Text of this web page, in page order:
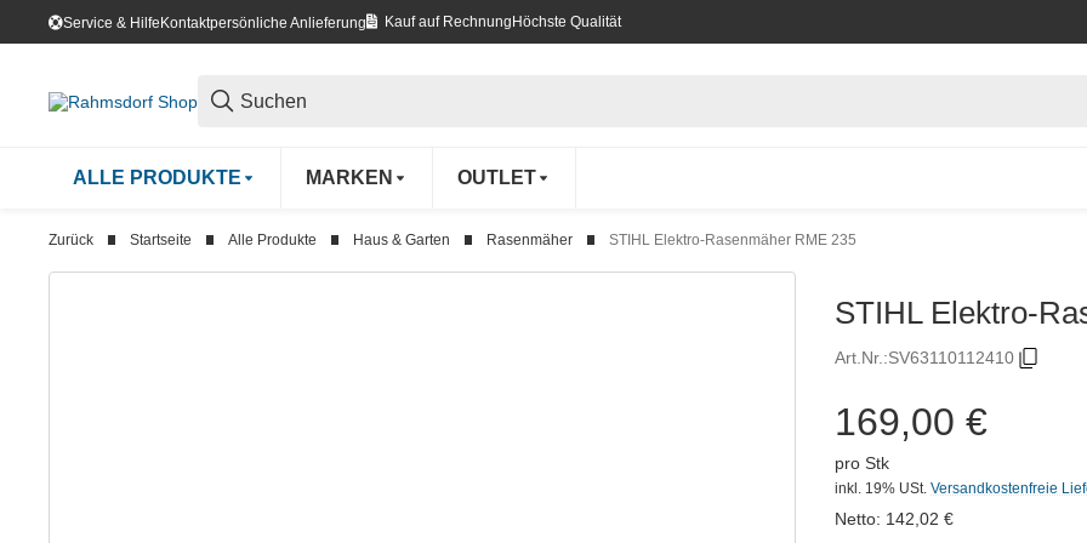
Service & HilfeKontaktpersönliche Anlieferung Kauf auf Rechnung Höchste Qualität
ALLE PRODUKTE MARKEN OUTLET
Zurück Startseite Alle Produkte Haus & Garten Rasenmäher STIHL Elektro-Rasenmäher RME 235
STIHL Elektro-
Art.Nr.:SV63110112410
169,00 €
pro Stk
inkl. 19% USt. Versandkostenfreie
Netto: 142,02 €